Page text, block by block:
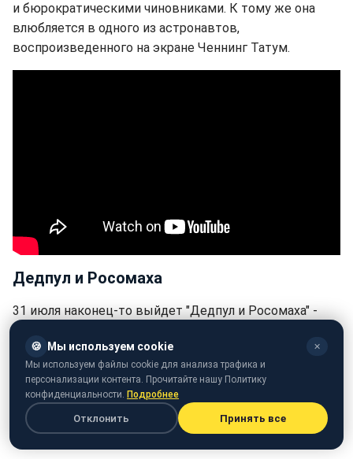
и бюрократическими чиновниками. К тому же она
влюбляется в одного из астронавтов,
воспроизведенного на экране Ченнинг Татум.
Дедпул и Росомаха
31 июля наконец-то выйдет "Дедпул и Росомаха" -
любимых антигероев Marvel.
В ленте Дедпул, неугомонный балагур и мастер
боевых искусств, объединяется с Росомахой, грубым
мутантом с регенеративными способностями, чтобы
остановить злодея, угрожающего уничтожить мир.
🍪 Мы используем cookie ✕
Мы используем файлы cookie для анализа трафика и
персонализации контента. Прочитайте нашу Политику
конфиденциальности. Подробнее
Отклонить Принять все